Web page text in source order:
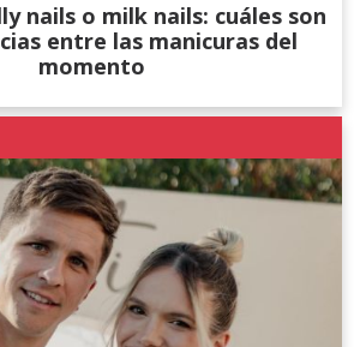
nails o milk nails: cuáles son
entre las manicuras del
momento